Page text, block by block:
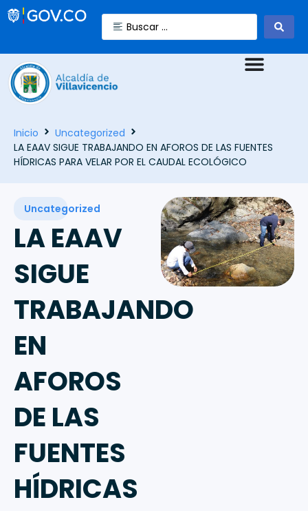
Inicio
Uncategorized
LA EAAV SIGUE TRABAJANDO EN AFOROS DE LAS FUENTES
HÍDRICAS PARA VELAR POR EL CAUDAL ECOLÓGICO
Uncategorized
LA EAAV
SIGUE
TRABAJANDO
EN
AFOROS
DE LAS
FUENTES
HÍDRICAS